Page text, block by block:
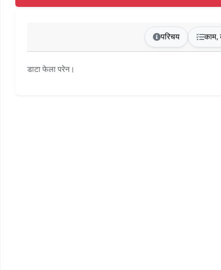
परिचय काम,
डाटा फेला परेन।